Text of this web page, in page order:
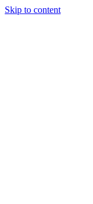
Skip to content